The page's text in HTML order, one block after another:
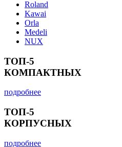
Roland
Kawai
Orla
Medeli
NUX
ТОП-5
КОМПАКТНЫХ
подробнее
ТОП-5
КОРПУСНЫХ
подробнее